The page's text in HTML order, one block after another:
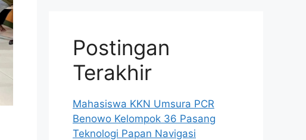
Postingan
Terakhir
Mahasiswa KKN Umsura PCR
Benowo Kelompok 36 Pasang
Teknologi Papan Navigasi